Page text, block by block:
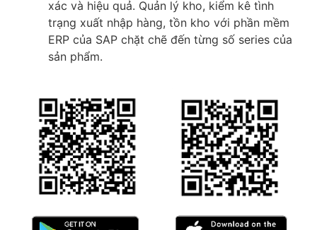
xác và hiệu quả. Quản lý kho, kiểm kê tình
trạng xuất nhập hàng, tồn kho với phần mềm
ERP của SAP chặt chẽ đến từng số series của
sản phẩm.